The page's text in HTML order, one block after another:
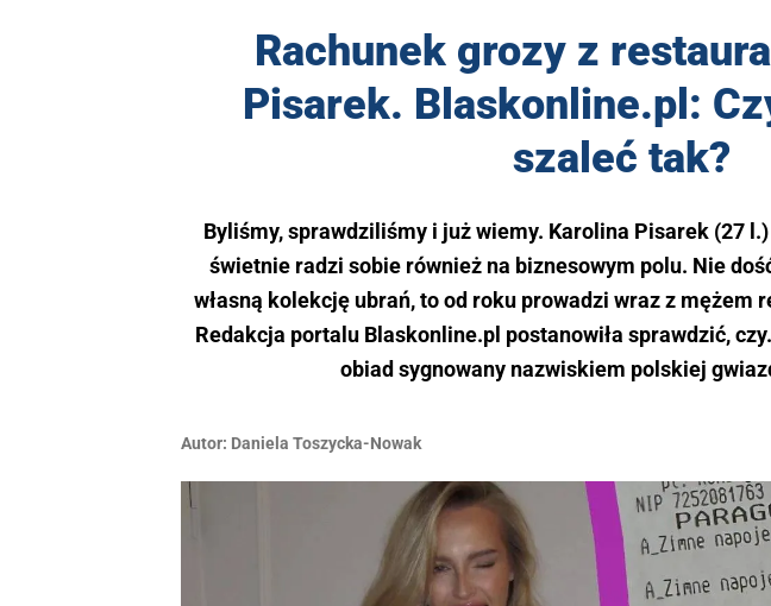
Rachunek grozy z
Pisarek. Blaskonline.pl:
szaleć tak?
Byliśmy, sprawdziliśmy i już wiemy. Karolina Pisarek (27
świetnie radzi sobie również na biznesowym polu. Nie
własną kolekcję ubrań, to od roku prowadzi wraz z mężem
Redakcja portalu Blaskonline.pl postanowiła sprawdzić,
obiad sygnowany nazwiskiem polskiej
Autor: Daniela Toszycka-Nowak